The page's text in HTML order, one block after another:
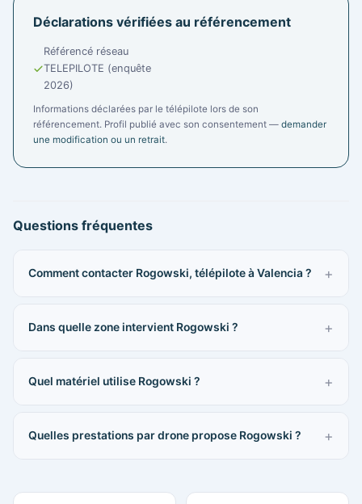
Déclarations vérifiées au référencement
Référencé réseau
TELEPILOTE (enquête
2026)
Informations déclarées par le télépilote lors de son
référencement. Profil publié avec son consentement — demander
une modification ou un retrait.
Questions fréquentes
Comment contacter Rogowski, télépilote à Valencia ?
Dans quelle zone intervient Rogowski ?
Quel matériel utilise Rogowski ?
Quelles prestations par drone propose Rogowski ?